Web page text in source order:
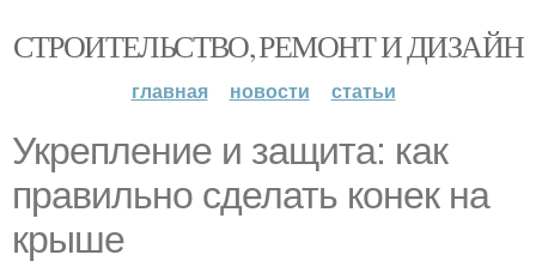
СТРОИТЕЛЬСТВО, РЕМОНТ И ДИЗАЙН
главная новости статьи
Укрепление и защита: как
правильно сделать конек на
крыше